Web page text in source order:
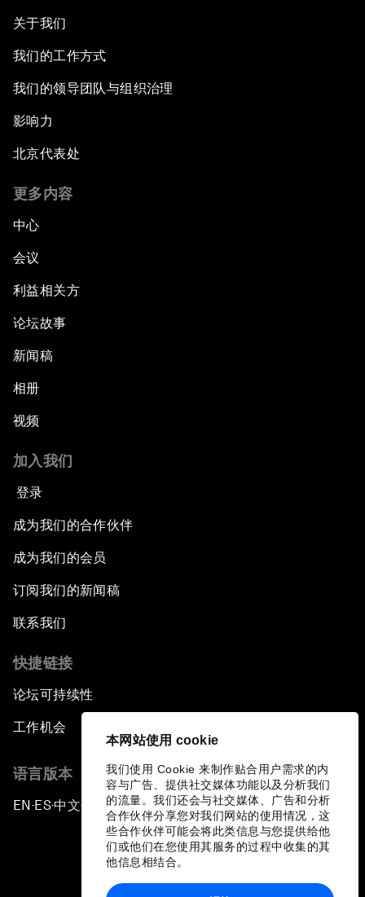
本网站使用 cookie
我们使用 Cookie 来制作贴合用户需求的内
容与广告、提供社交媒体功能以及分析我们
的流量。我们还会与社交媒体、广告和分析
合作伙伴分享您对我们网站的使用情况，这
些合作伙伴可能会将此类信息与您提供给他
们或他们在您使用其服务的过程中收集的其
他信息相结合。
关于我们
我们的工作方式
我们的领导团队与组织治理
影响力
北京代表处
更多内容
中心
会议
利益相关方
论坛故事
新闻稿
相册
视频
加入我们
登录
成为我们的合作伙伴
成为我们的会员
订阅我们的新闻稿
联系我们
快捷链接
论坛可持续性
工作机会
语言版本
EN ▪ ES▪中文▪ 日本語